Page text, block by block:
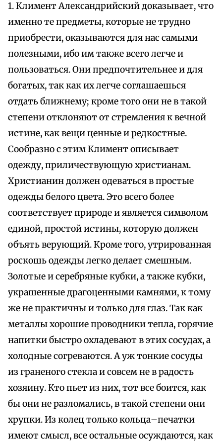
1. Климент Александрийский доказывает, что
именно те предметы, которые не трудно
приобрести, оказываются для нас самыми
полезными, ибо им также всего легче и
пользоваться. Они предпочтительнее и для
богатых, так как их легче соглашаешься
отдать ближнему; кроме того они не в такой
степени отклоняют от стремления к вечной
истине, как вещи ценные и редкостные.
Сообразно с этим Климент описывает
одежду, приличествующую христианам.
Христианин должен одеваться в простые
одежды белого цвета. Это всего более
соответствует природе и является символом
единой, простой истины, которую должен
объять верующий. Кроме того, утрированная
роскошь одежды легко делает смешным.
Золотые и серебряные кубки, а также кубки,
украшенные драгоценными камнями, к тому
же не практичны и только для глаз. Так как
металлы хорошие проводники тепла, горячие
напитки быстро охладевают в этих сосудах, а
холодные согреваются. А уж тонкие сосуды
из граненого стекла и совсем не в радость
хозяину. Кто пьет из них, тот все боится, как
бы они не разломались, в такой степени они
хрупки. Из колец только кольца–печатки
имеют смысл, все остальные осуждаются, как